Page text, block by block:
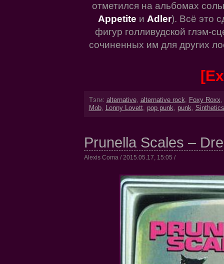
отметился на альбомах
Appetite и Adler). Всё это
фигур голливудской глэм-
сочиненных им для других
Тэги: alternative, alternative rock, Foxy Roxx,
Mob, Lonny Lovett, pop punk, punk, Sinthetics
Prunella Scales –
Alexis Coma / 2015.05.17, 15:05 /